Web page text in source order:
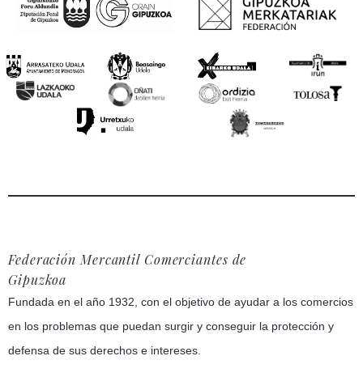
Federación Mercantil Comerciantes de
Gipuzkoa
Fundada en el año 1932, con el objetivo de ayudar a los comercios
en los problemas que puedan surgir y conseguir la protección y
defensa de sus derechos e intereses.